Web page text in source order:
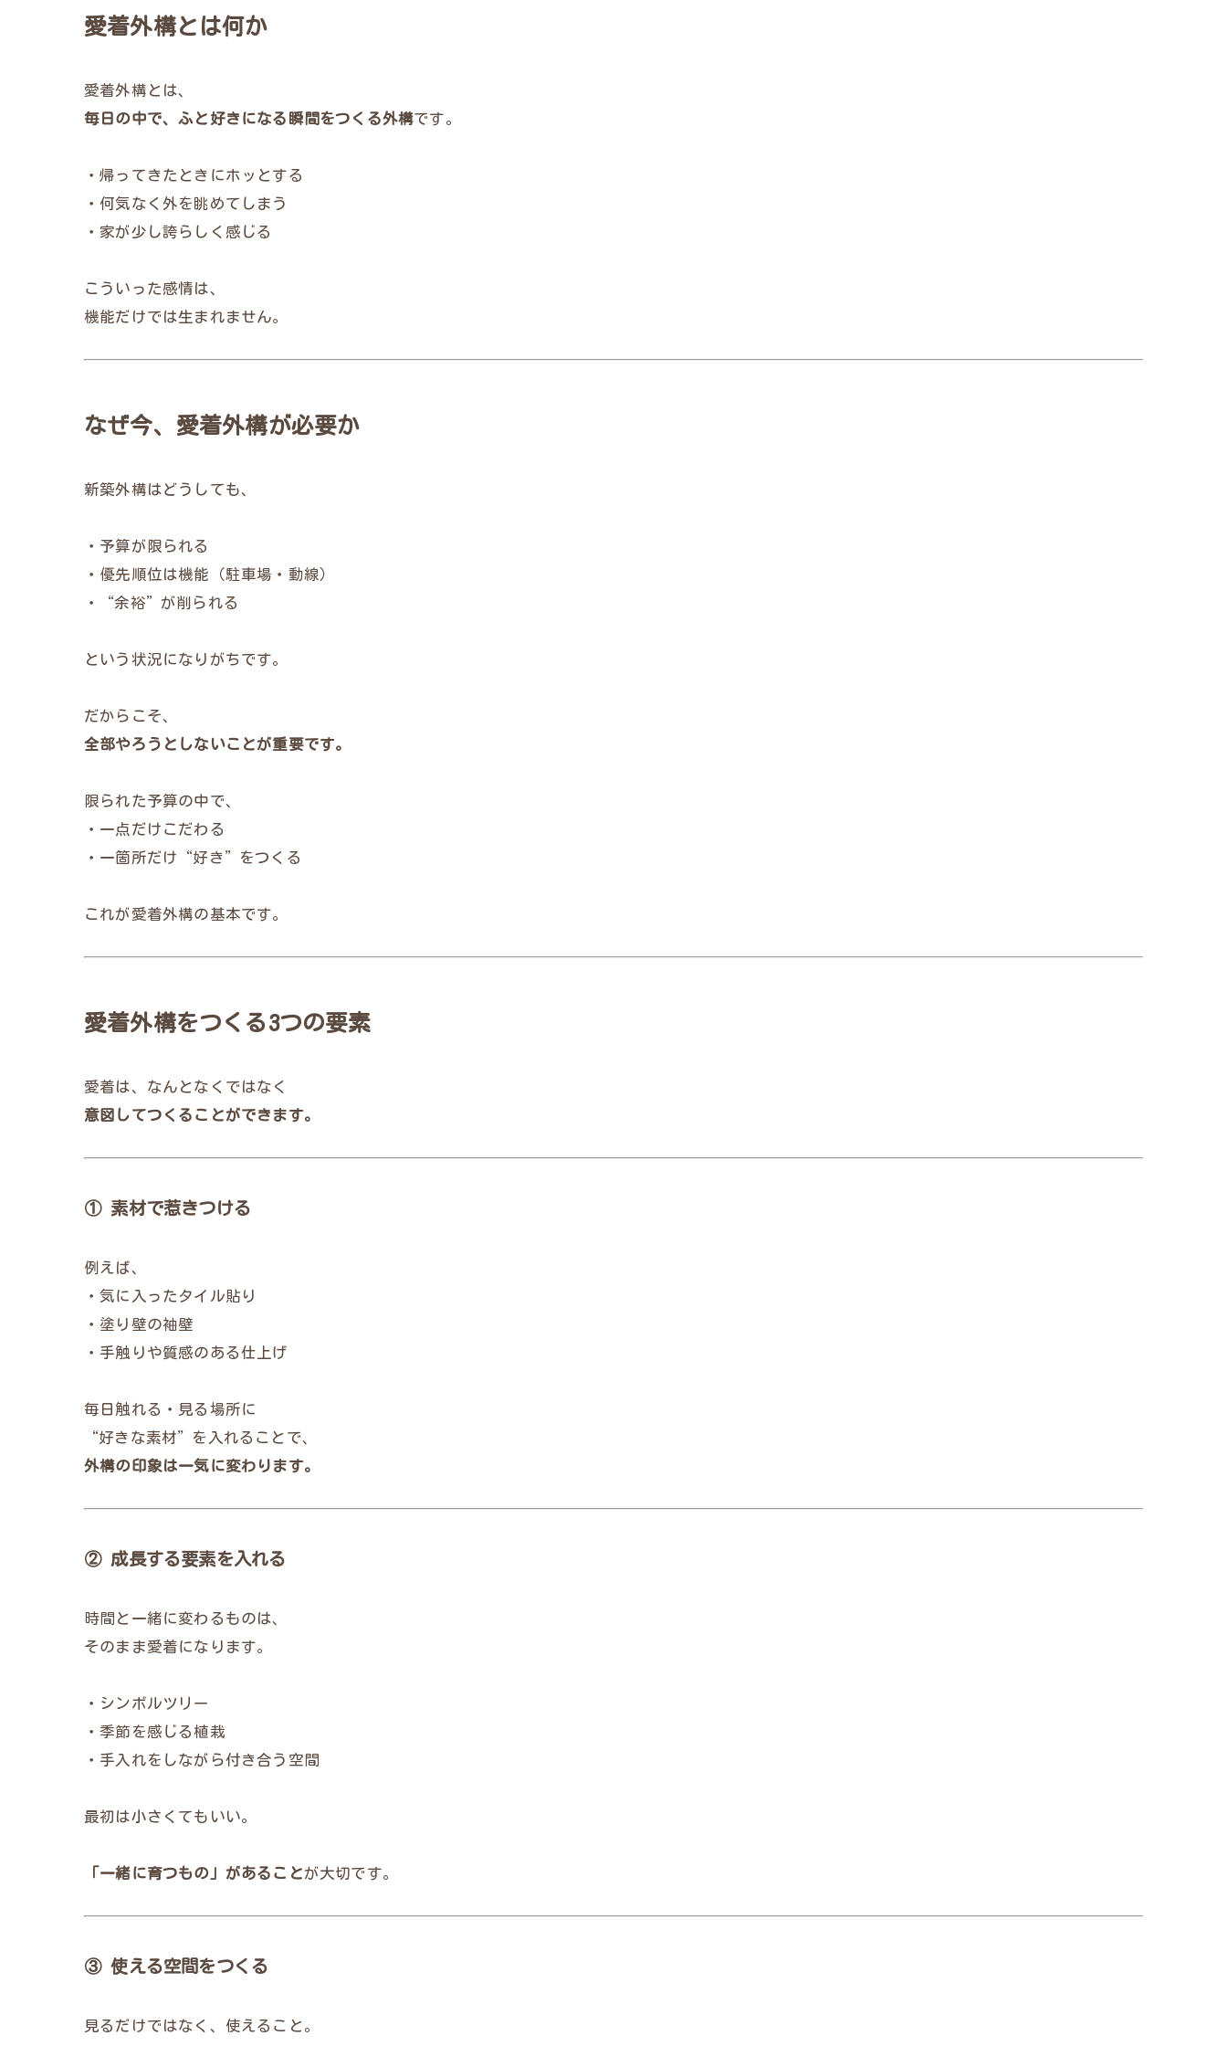
愛着外構とは何か
愛着外構とは、
毎日の中で、ふと好きになる瞬間をつくる外構です。
・帰ってきたときにホッとする
・何気なく外を眺めてしまう
・家が少し誇らしく感じる
こういった感情は、
機能だけでは生まれません。
なぜ今、愛着外構が必要か
新築外構はどうしても、
・予算が限られる
・優先順位は機能（駐車場・動線）
・“余裕”が削られる
という状況になりがちです。
だからこそ、
全部やろうとしないことが重要です。
限られた予算の中で、
・一点だけこだわる
・一箇所だけ“好き”をつくる
これが愛着外構の基本です。
愛着外構をつくる3つの要素
愛着は、なんとなくではなく
意図してつくることができます。
① 素材で惹きつける
例えば、
・気に入ったタイル貼り
・塗り壁の袖壁
・手触りや質感のある仕上げ
毎日触れる・見る場所に
“好きな素材”を入れることで、
外構の印象は一気に変わります。
② 成長する要素を入れる
時間と一緒に変わるものは、
そのまま愛着になります。
・シンボルツリー
・季節を感じる植栽
・手入れをしながら付き合う空間
最初は小さくてもいい。
「一緒に育つもの」があることが大切です。
③ 使える空間をつくる
見るだけではなく、使えること。